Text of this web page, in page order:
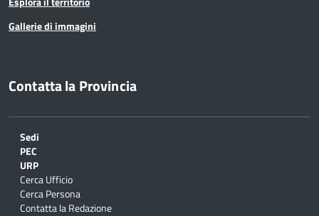
Gallerie di immagini
Contatta la Provincia
Sedi
PEC
URP
Cerca Ufficio
Cerca Persona
Contatta la Redazione